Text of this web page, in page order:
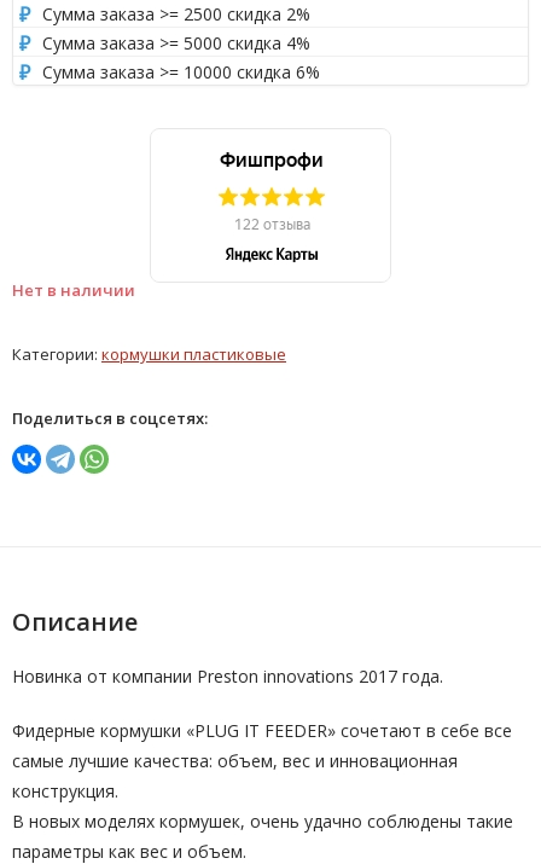
Нет в наличии
Сумма заказа >= 2500 скидка 2%
Сумма заказа >= 5000 скидка 4%
Сумма заказа >= 10000 скидка 6%
Категории: кормушки пластиковые
Поделиться в соцсетях:
Описание
Новинка от компании Preston innovations 2017 года.
Фидерные кормушки «PLUG IT FEEDER» сочетают в себе все
самые лучшие качества: объем, вес и инновационная
конструкция.
В новых моделях кормушек, очень удачно соблюдены такие
параметры как вес и объем.